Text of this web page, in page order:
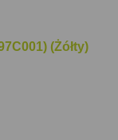
(Żółty)